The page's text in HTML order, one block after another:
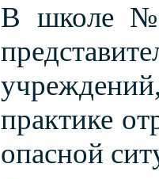
В школе №
практике
опасной